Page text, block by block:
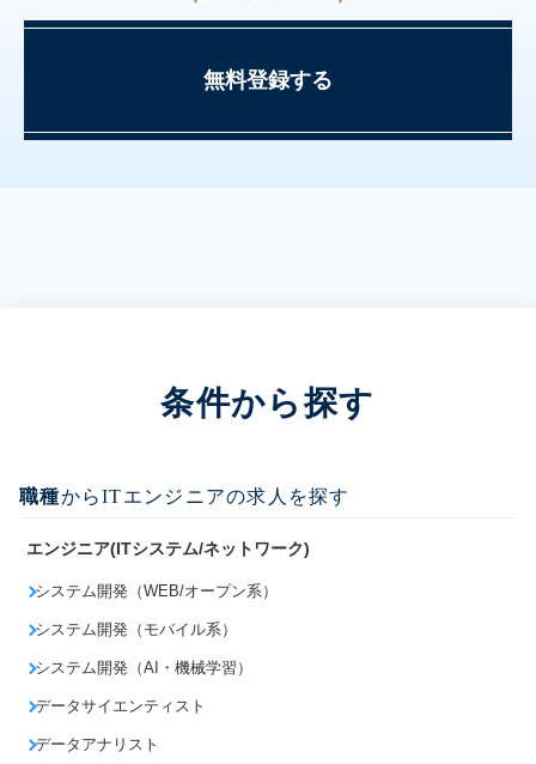
無料登録する
条件から探す
職種からITエンジニアの求人を探す
エンジニア(ITシステム/ネットワーク)
システム開発（WEB/オープン系）
システム開発（モバイル系）
システム開発（AI・機械学習）
データサイエンティスト
データアナリスト